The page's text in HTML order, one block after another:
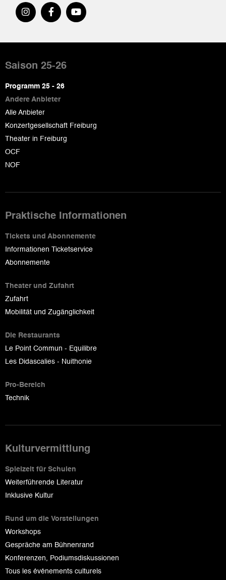
de
page
Saison 25-26
Programm 25 - 26
Andere Anbieter
Alle Anbieter
Konzertgesellschaft Freiburg
Theater in Freiburg
OCF
NOF
Praktische Informationen
Tickets und Abonnemente
Informationen Ticketservice
Abonnemente
Theater und Zufahrt
Zufahrt
Mobilität und Zugänglichkeit
Die Restaurants
Le Point Commun - Equilibre
Les Didascalies - Nuithonie
Pro-Bereich
Technik
Kulturvermittlung
Spielzeit für Schulen
Weiterführende Literatur
Inklusive Kultur
Rund um die Vorstellungen
Workshops
Gespräche am Bühnenrand
Konferenzen, Podiumsdiskussionen
Tous les événements culturels